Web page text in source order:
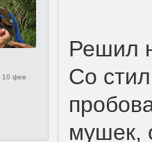
10 фев
Решил
Со
мушек,